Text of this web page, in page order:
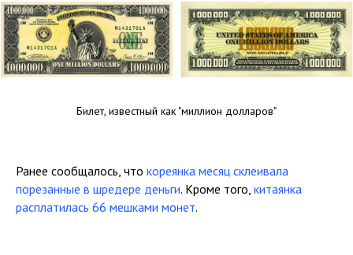
Билет, известный как "миллион долларов"
Ранее сообщалось, что кореянка месяц склеивала
порезанные в шредере деньги. Кроме того, китаянка
расплатилась 66 мешками монет.